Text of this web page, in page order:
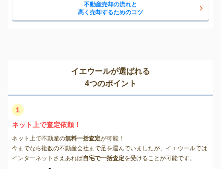
不動産売却の流れと
高く売却するためのコツ
イエウールが選ばれる
4つのポイント
1
ネット上で査定依頼！
ネット上で不動産の無料一括査定が可能！
今までなら複数の不動産会社まで足を運んでいましたが、イエウールでは
インターネットさえあれば自宅で一括査定を受けることが可能です。